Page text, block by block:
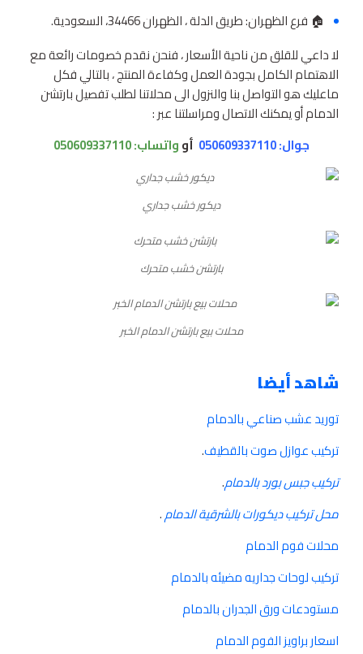
🏠 فرع الظهران: طريق الدلة ، الظهران 34466، السعودية.
لا داعي للقلق من ناحية الأسعار ، فنحن نقدم خصومات رائعة مع
الاهتمام الكامل بجودة العمل وكفاءة المنتج ، بالتالي فكل
ماعليك هو التواصل بنا والنزول الى محلاتنا لطلب تفصيل بارتشن
الدمام أو يمكنك الاتصال ومراسلتنا عبر :
جوال: 050609337110
أوواتساب:050609337110
ديكور خشب جداري
بارتشن خشب متحرك
محلات بيع بارتشن الدمام الخبر
شاهد أيضا
توريد عشب صناعي بالدمام
تركيب عوازل صوت بالقطيف.
تركيب جبس بورد بالدمام.
محل تركيب ديكورات بالشرقية الدمام.
محلات فوم الدمام
تركيب لوحات جداريه مضيئه بالدمام
مستودعات ورق الجدران بالدمام
اسعار براويز الفوم الدمام